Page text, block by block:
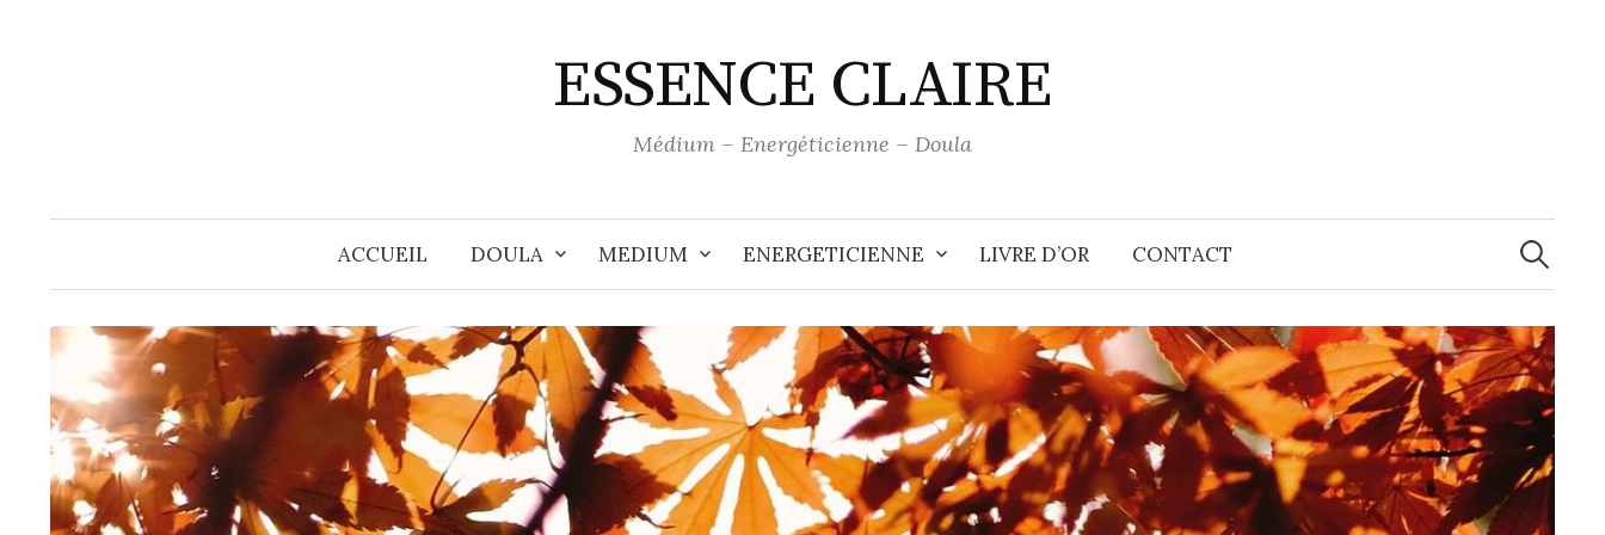
ESSENCE CLAIRE
Médium – Energéticienne – Doula
ACCUEIL DOULA MEDIUM ENERGETICIENNE LIVRE D’OR CONTACT